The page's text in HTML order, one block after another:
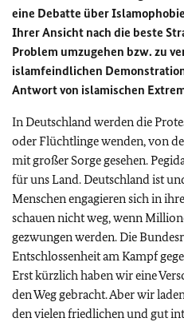
eine Debatte über
Ihrer Ansicht nach die beste
Problem umzugehen bzw. zu
islamfeindlichen
Antwort von islamischen
In Deutschland werden die
oder Flüchtlinge wenden, von
mit großer Sorge gesehen.
für uns Land. Deutschland ist
Menschen engagieren sich in
schauen nicht weg, wenn
gezwungen werden. Die
Entschlossenheit am Kampf
Erst kürzlich haben wir eine
den Weg gebracht. Aber wir
den vielen friedlichen und gut